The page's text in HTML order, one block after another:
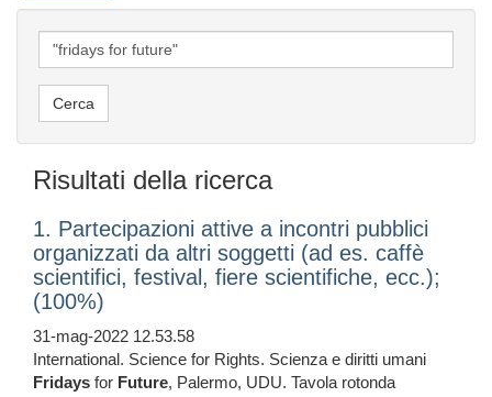
Risultati della ricerca
1. Partecipazioni attive a incontri pubblici
organizzati da altri soggetti (ad es. caffè
scientifici, festival, fiere scientifiche, ecc.);
(100%)
31-mag-2022 12.53.58
International. Science for Rights. Scienza e diritti umani
Fridays for Future, Palermo, UDU. Tavola rotonda